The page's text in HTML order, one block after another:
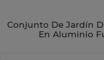
Conjunto De Jardín
En Aluminio